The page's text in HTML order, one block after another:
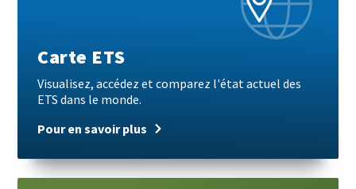
Carte ETS
Visualisez, accédez et comparez l'état actuel des
ETS dans le monde.
Pour en savoir plus